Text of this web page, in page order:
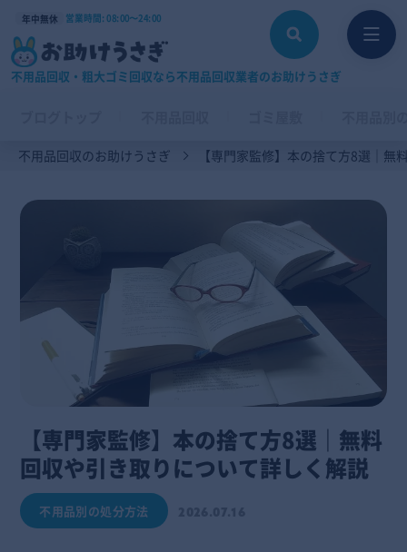
年中無休 営業時間: 08:00〜24:00
不用品回収・粗大ゴミ回収なら不用品回収業者のお助けうさぎ
不用品回収のお助けうさぎ 【専門家監修】本の捨て方8選｜
【専門家監修】本の捨て方8選｜無料
回収や引き取りについて詳しく解説
不用品別の処分方法